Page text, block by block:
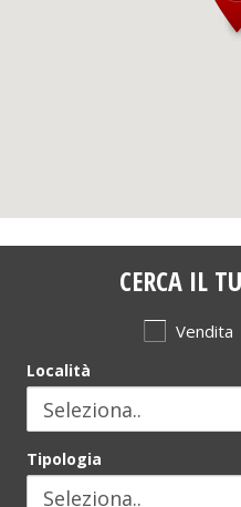
CERCA IL
Vendita
Località
Tipologia